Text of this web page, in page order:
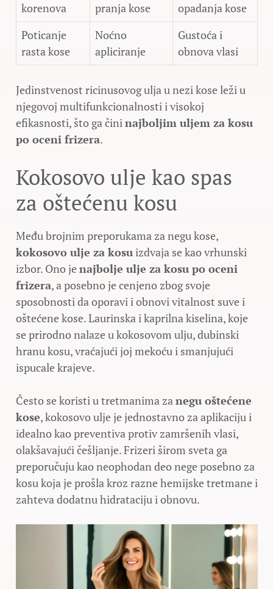
korenova
pranja kose
opadanja kose
Poticanje
rasta kose
Noćno
apliciranje
Gustoća i
obnova vlasi
Jedinstvenost ricinusovog ulja u nezi kose leži u
njegovoj multifunkcionalnosti i visokoj
efikasnosti, što ga čininajboljim uljem za kosu
po oceni frizera.
Kokosovo ulje kao spas
za oštećenu kosu
Među brojnim preporukama za negu kose,
kokosovo ulje za kosuizdvaja se kao vrhunski
izbor. Ono jenajbolje ulje za kosu po oceni
frizera, a posebno je cenjeno zbog svoje
sposobnosti da oporavi i obnovi vitalnost suve i
oštećene kose. Laurinska i kaprilna kiselina, koje
se prirodno nalaze u kokosovom ulju, dubinski
hranu kosu, vraćajući joj mekoću i smanjujući
ispucale krajeve.
Često se koristi u tretmanima zanegu oštećene
kose, kokosovo ulje je jednostavno za aplikaciju i
idealno kao preventiva protiv zamršenih vlasi,
olakšavajući češljanje. Frizeri širom sveta ga
preporučuju kao neophodan deo nege posebno za
kosu koja je prošla kroz razne hemijske tretmane i
zahteva dodatnu hidrataciju i obnovu.